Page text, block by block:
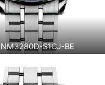
NM3280D-S1CJ-BE